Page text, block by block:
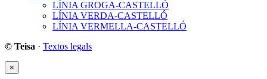
LÍNIA GROGA-CASTELLÓ
LÍNIA VERDA-CASTELLÓ
LÍNIA VERMELLA-CASTELLÓ
© Teisa · Textos legals
×